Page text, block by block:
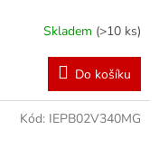
Skladem (>10 ks)
Do košíku
Kód: IEPB02V340MG